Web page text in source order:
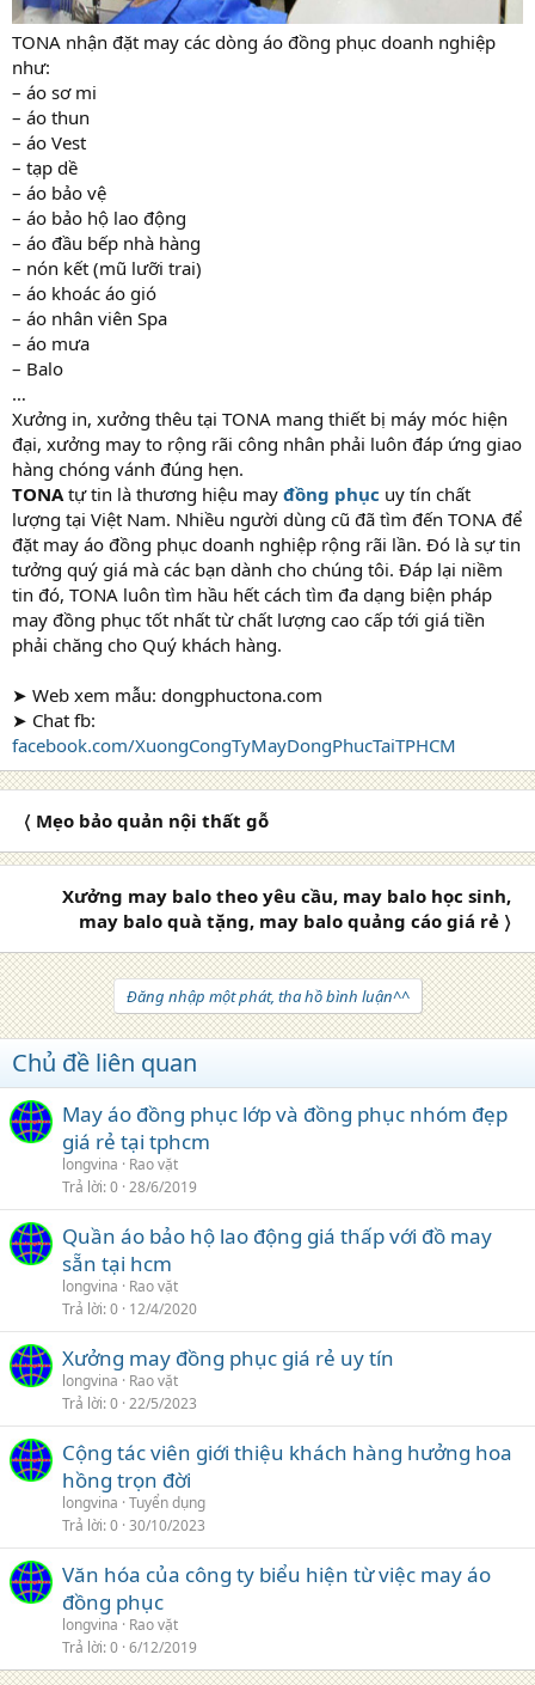
TONA nhận đặt may các dòng áo đồng phục doanh nghiệp
như:
– áo sơ mi
– áo thun
– áo Vest
– tạp dề
– áo bảo vệ
– áo bảo hộ lao động
– áo đầu bếp nhà hàng
– nón kết (mũ lưỡi trai)
– áo khoác áo gió
– áo nhân viên Spa
– áo mưa
– Balo
…
Xưởng in, xưởng thêu tại TONA mang thiết bị máy móc hiện
đại, xưởng may to rộng rãi công nhân phải luôn đáp ứng giao
hàng chóng vánh đúng hẹn.
TONA tự tin là thương hiệu may đồng phục uy tín chất
lượng tại Việt Nam. Nhiều người dùng cũ đã tìm đến TONA để
đặt may áo đồng phục doanh nghiệp rộng rãi lần. Đó là sự tin
tưởng quý giá mà các bạn dành cho chúng tôi. Đáp lại niềm
tin đó, TONA luôn tìm hầu hết cách tìm đa dạng biện pháp
may đồng phục tốt nhất từ chất lượng cao cấp tới giá tiền
phải chăng cho Quý khách hàng.
➤ Web xem mẫu: dongphuctona.com
➤ Chat fb:
facebook.com/XuongCongTyMayDongPhucTaiTPHCM
〈 Mẹo bảo quản nội thất gỗ
Xưởng may balo theo yêu cầu, may balo học sinh,
may balo quà tặng, may balo quảng cáo giá rẻ 〉
Đăng nhập một phát, tha hồ bình luận^^
Chủ đề liên quan
May áo đồng phục lớp và đồng phục nhóm đẹp
giá rẻ tại tphcm
longvina
Rao vặt
Trả lời 0 28/6/2019
Quần áo bảo hộ lao động giá thấp với đồ may
sẵn tại hcm
longvina
Rao vặt
Trả lời 0 12/4/2020
Xưởng may đồng phục giá rẻ uy tín
longvina
Rao vặt
Trả lời 0 22/5/2023
Cộng tác viên giới thiệu khách hàng hưởng hoa
hồng trọn đời
longvina Tuyển dụng
Trả lời 0 30/10/2023
Văn hóa của công ty biểu hiện từ việc may áo
đồng phục
longvina
Rao vặt
Trả lời 0 6/12/2019